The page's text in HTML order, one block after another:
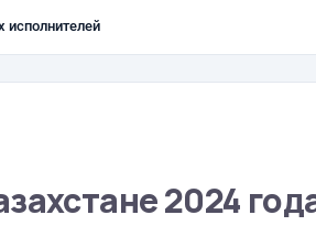
исполнителей
2024